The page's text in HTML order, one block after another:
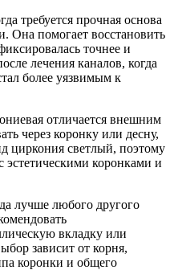
требуется прочная основа
Она помогает восстановить
точнее и
лечения каналов, когда
более уязвимым к
отличается внешним
через коронку или десну,
циркония светлый, поэтому
эстетическими коронками и
лучше любого другого
вкладку или
зависит от корня,
коронки и общего